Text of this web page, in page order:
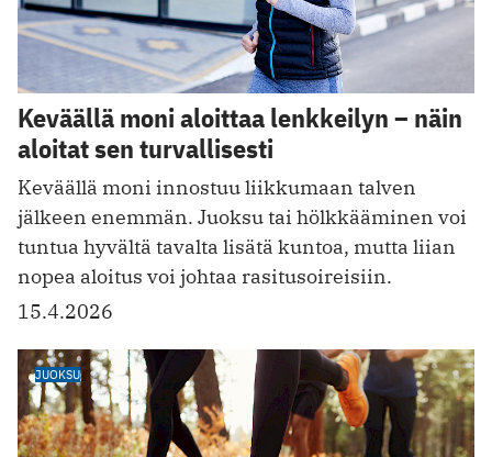
Keväällä moni aloittaa lenkkeilyn – näin
aloitat sen turvallisesti
Keväällä moni innostuu liikkumaan talven
jälkeen enemmän. Juoksu tai hölkkääminen voi
tuntua hyvältä tavalta lisätä kuntoa, mutta liian
nopea aloitus voi johtaa rasitusoireisiin.
15.4.2026
JUOKSU